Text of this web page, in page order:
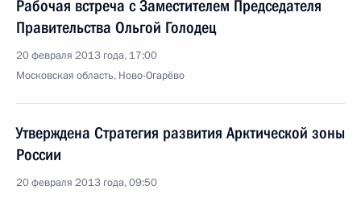
Рабочая встреча с Заместителем Председателя
Правительства Ольгой Голодец
20 февраля 2013 года, 17:00
Московская область, Ново-Огарёво
Утверждена Стратегия развития Арктической зоны
России
20 февраля 2013 года, 09:50